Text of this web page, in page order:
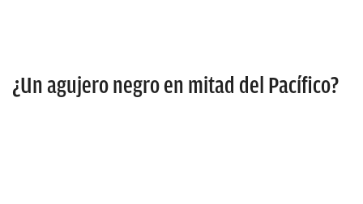
¿Un agujero negro en mitad del Pacífico?